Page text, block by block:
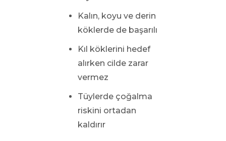
Kalın, koyu ve derin
köklerde de başarılı
Kıl köklerini hedef
alırken cilde zarar
vermez
Tüylerde çoğalma
riskini ortadan
kaldırır